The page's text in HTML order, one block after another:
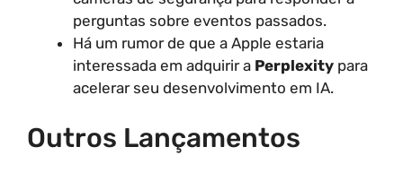
perguntas sobre eventos passados.
Há um rumor de que a Apple estaria
interessada em adquirir a Perplexity para
acelerar seu desenvolvimento em IA.
Outros Lançamentos